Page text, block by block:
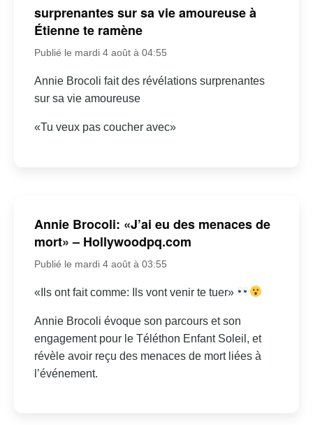
surprenantes sur sa vie amoureuse à
Étienne te ramène
Publié le mardi 4 août à 04:55
Annie Brocoli fait des révélations surprenantes
sur sa vie amoureuse
«Tu veux pas coucher avec»
Annie Brocoli: «J’ai eu des menaces de
mort» – Hollywoodpq.com
Publié le mardi 4 août à 03:55
«Ils ont fait comme: Ils vont venir te tuer»
Annie Brocoli évoque son parcours et son
engagement pour le Téléthon Enfant Soleil, et
révèle avoir reçu des menaces de mort liées à
l’événement.